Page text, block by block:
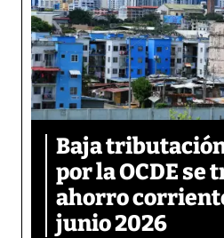
Baja
por la OCDE se
ahorro
junio 2026